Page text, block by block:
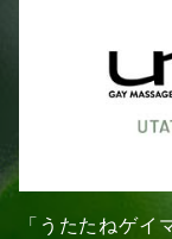
「うたたねゲイ